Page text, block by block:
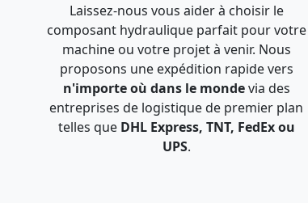
Laissez-nous vous aider à choisir le
composant hydraulique parfait pour votre
machine ou votre projet à venir. Nous
proposons une expédition rapide vers
n'importe où dans le mondevia des
entreprises de logistique de premier plan
telles que DHL Express, TNT, FedEx ou
UPS.